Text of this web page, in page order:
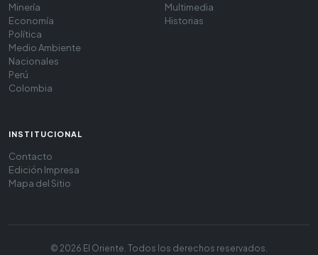
Minería
Economía
Política
Medio Ambiente
Nacionales
Perú
Colombia
Multimedia
Historias
INSTITUCIONAL
Contacto
Edición Impresa
Mapa del Sitio
© 2026 El Oriente. Todos los derechos reservados.